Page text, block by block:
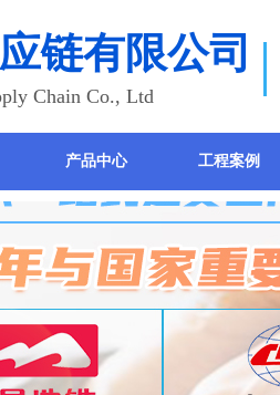
链有限公司
Chain Co., Ltd
产品中心 工程案例